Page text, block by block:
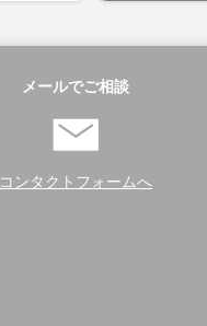
メールでご相談
コンタクトフォームへ